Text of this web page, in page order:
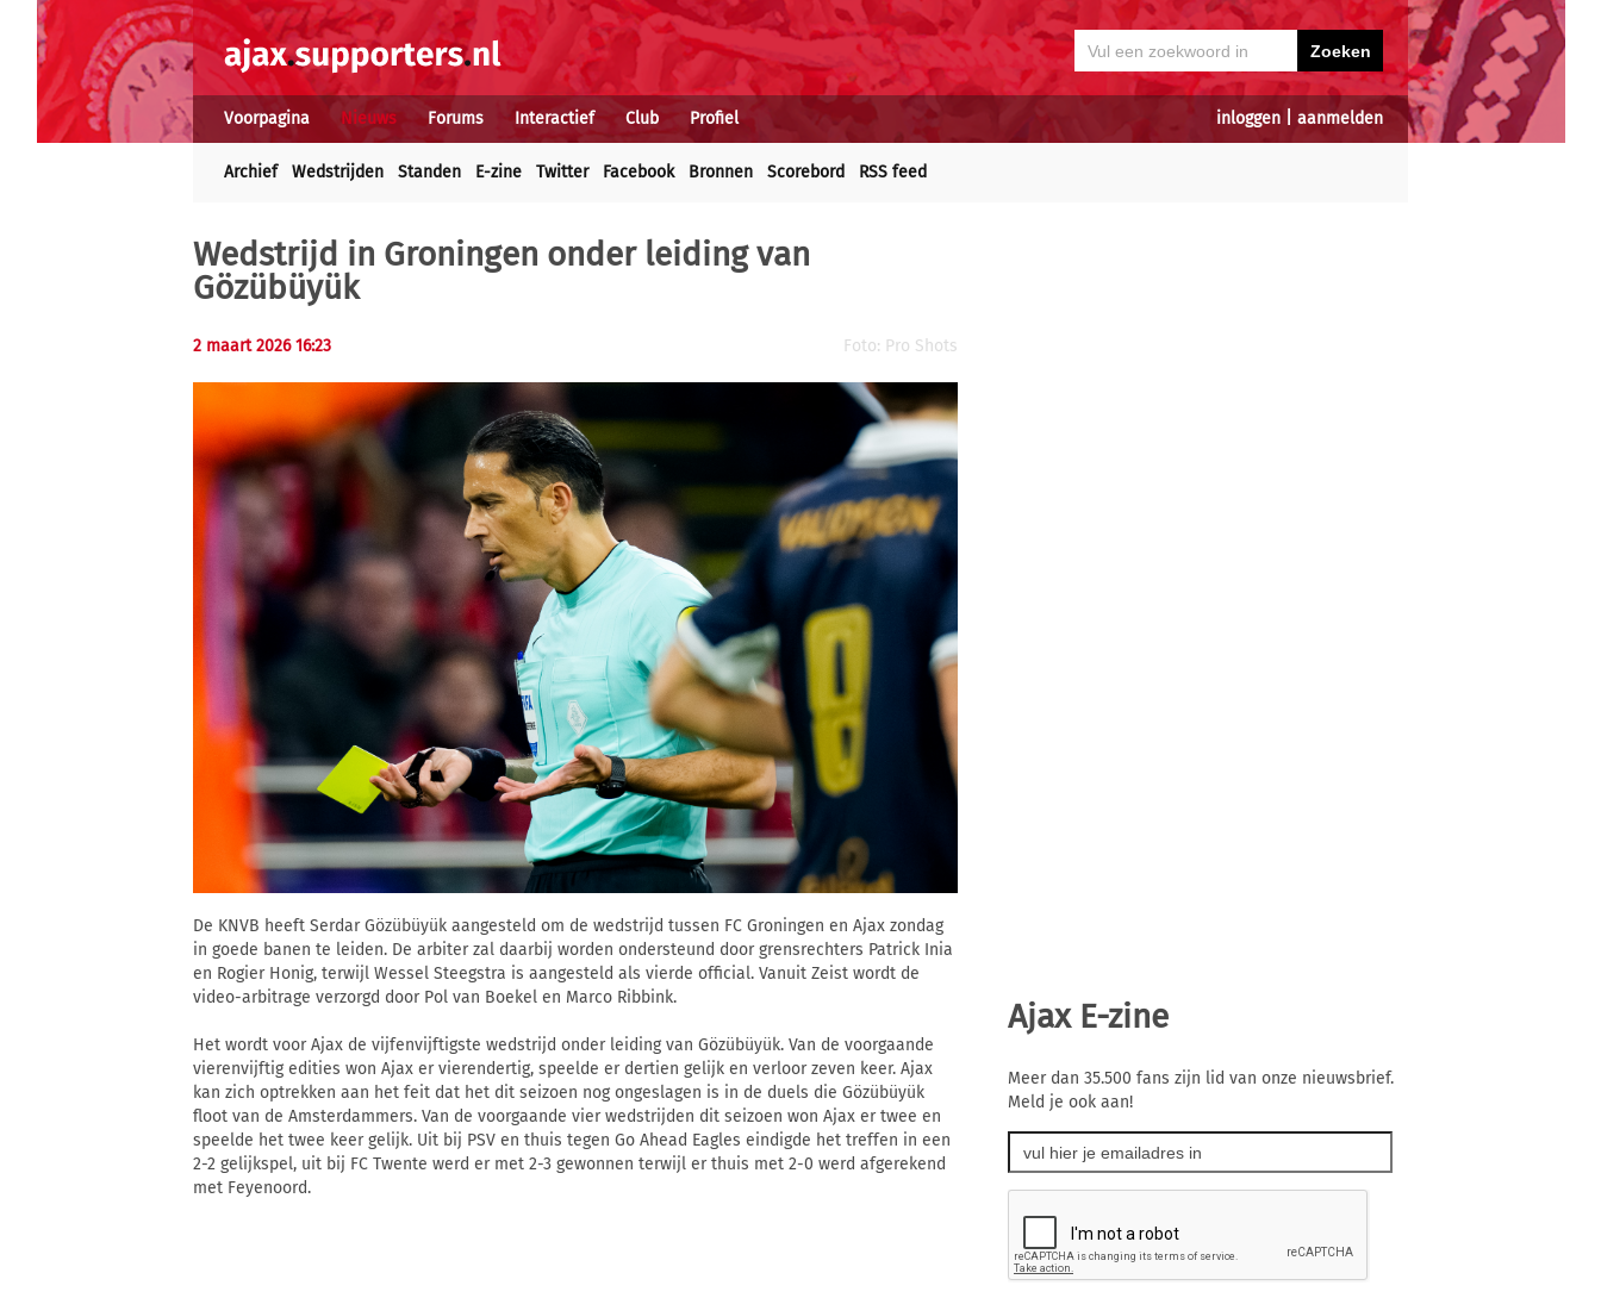
inloggen aanmelden
Voorpagina Nieuws Forums Interactief Club Profiel
Archief Wedstrijden Standen E-zine Twitter Facebook Bronnen Scorebord RSS feed
Wedstrijd in Groningen onder leiding van
Gözübüyük
2 maart 2026 16:23 Foto: Pro Shots
De KNVB heeft Serdar Gözübüyük aangesteld om de wedstrijd tussen FC Groningen en Ajax zondag
in goede banen te leiden. De arbiter zal daarbij worden ondersteund door grensrechters Patrick Inia
en Rogier Honig, terwijl Wessel Steegstra is aangesteld als vierde official. Vanuit Zeist wordt de
video-arbitrage verzorgd door Pol van Boekel en Marco Ribbink.
Het wordt voor Ajax de vijfenvijftigste wedstrijd onder leiding van Gözübüyük. Van de voorgaande
vierenvijftig edities won Ajax er vierendertig, speelde er dertien gelijk en verloor zeven keer. Ajax
kan zich optrekken aan het feit dat het dit seizoen nog ongeslagen is in de duels die Gözübüyük
floot van de Amsterdammers. Van de voorgaande vier wedstrijden dit seizoen won Ajax er twee en
speelde het twee keer gelijk. Uit bij PSV en thuis tegen Go Ahead Eagles eindigde het treffen in een
2-2 gelijkspel, uit bij FC Twente werd er met 2-3 gewonnen terwijl er thuis met 2-0 werd afgerekend
met Feyenoord.
Ajax E-zine
Meer dan 35.500 fans zijn lid van onze nieuwsbrief.
Meld je ook aan!